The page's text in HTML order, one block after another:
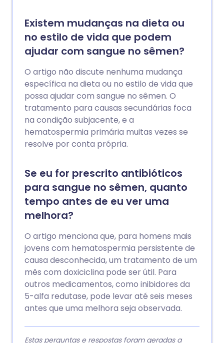
Existem mudanças na dieta ou
no estilo de vida que podem
ajudar com sangue no sêmen?
O artigo não discute nenhuma mudança
específica na dieta ou no estilo de vida que
possa ajudar com sangue no sêmen. O
tratamento para causas secundárias foca
na condição subjacente, e a
hematospermia primária muitas vezes se
resolve por conta própria.
Se eu for prescrito antibióticos
para sangue no sêmen, quanto
tempo antes de eu ver uma
melhora?
O artigo menciona que, para homens mais
jovens com hematospermia persistente de
causa desconhecida, um tratamento de um
mês com doxiciclina pode ser útil. Para
outros medicamentos, como inibidores da
5-alfa redutase, pode levar até seis meses
antes que uma melhora seja observada.
Estas perguntas e respostas foram geradas a